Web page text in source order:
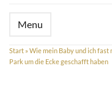
Menu
Start » Wie mein Baby und ich fast
Park um die Ecke geschafft haben